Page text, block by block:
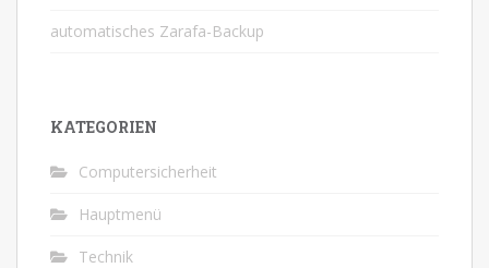
automatisches Zarafa-Backup
KATEGORIEN
Computersicherheit
Hauptmenü
Technik